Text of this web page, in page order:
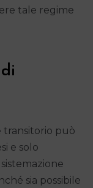
tale regime
transitorio può
e solo
sia possibile